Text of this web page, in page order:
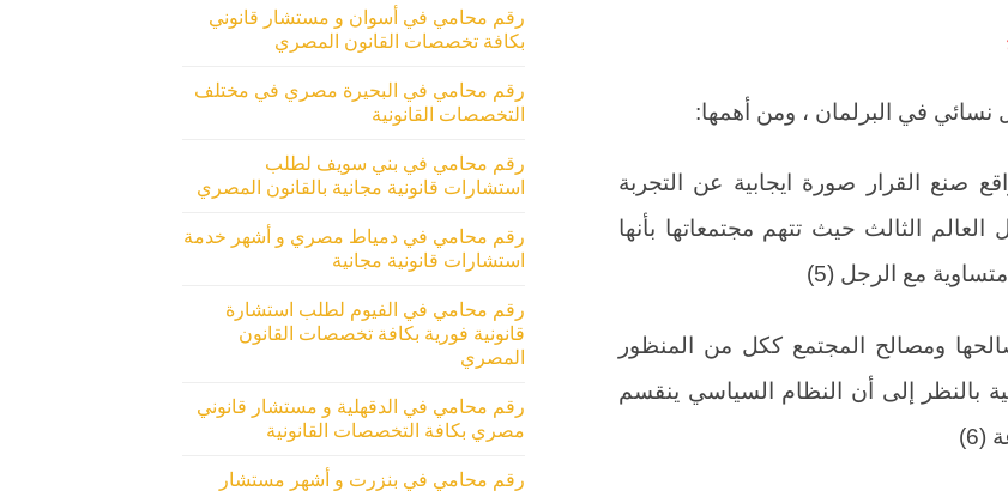
نسائي في البرلمان ، ومن أهمها:
صنع القرار صورة ايجابية عن التجربة
العالم الثالث حيث تتهم مجتمعاتها بأنها
مع الرجل (5)
ومصالح المجتمع ككل من المنظور
بالنظر إلى أن النظام السياسي ينقسم
رقم محامي في أسوان و مستشار قانوني
بكافة تخصصات القانون المصري
رقم محامي في البحيرة مصري في مختلف
التخصصات القانونية
رقم محامي في بني سويف لطلب
استشارات قانونية مجانية بالقانون المصري
رقم محامي في دمياط مصري و أشهر خدمة
استشارات قانونية مجانية
رقم محامي في الفيوم لطلب استشارة
قانونية فورية بكافة تخصصات القانون
المصري
رقم محامي في الدقهلية و مستشار قانوني
مصري بكافة التخصصات القانونية
رقم محامي في بنزرت و أشهر مستشار